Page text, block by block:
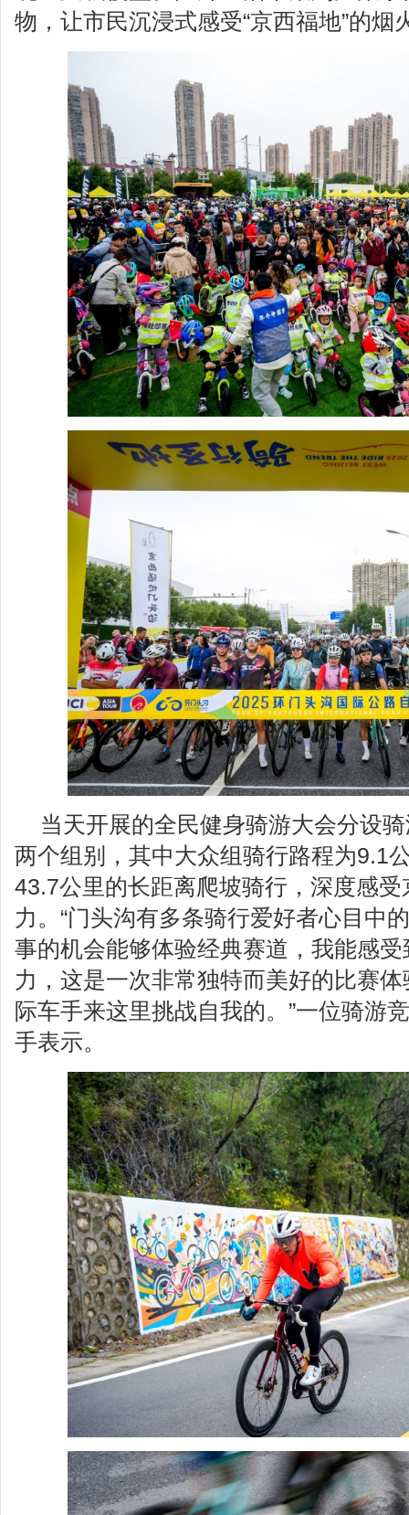
物，让市民沉浸式感受“京西福地”的烟
当天开展的全民健身骑游大会分设
两个组别，其中大众组骑行路程为9.1
43.7公里的长距离爬坡骑行，深度感
力。“门头沟有多条骑行爱好者心目中
事的机会能够体验经典赛道，我能感
力，这是一次非常独特而美好的比赛
际车手来这里挑战自我的。”一位骑游
手表示。